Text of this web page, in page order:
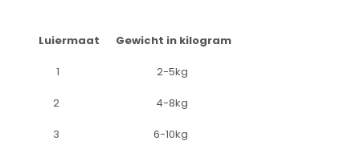
Luiermaat Gewicht in kilogram